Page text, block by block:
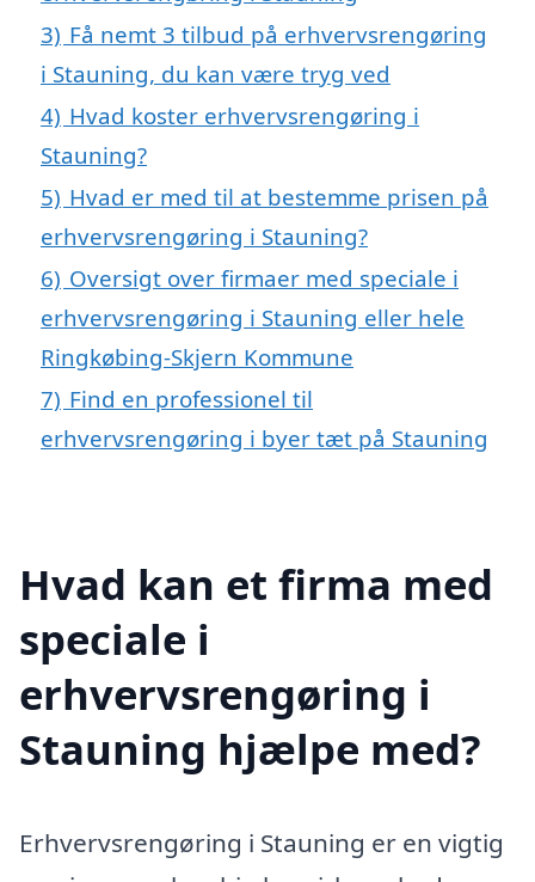
3) Få nemt 3 tilbud på erhvervsrengøring
i Stauning, du kan være tryg ved
4) Hvad koster erhvervsrengøring i
Stauning?
5) Hvad er med til at bestemme prisen på
erhvervsrengøring i Stauning?
6) Oversigt over firmaer med speciale i
erhvervsrengøring i Stauning eller hele
Ringkøbing-Skjern Kommune
7) Find en professionel til
erhvervsrengøring i byer tæt på Stauning
Hvad kan et firma med
speciale i
erhvervsrengøring i
Stauning hjælpe med?
Erhvervsrengøring i Stauning er en vigtig